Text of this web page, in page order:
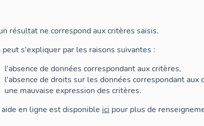
résultat ne correspond aux critères saisis.
peut s'expliquer par les raisons suivantes :
l'absence de données correspondant aux critères,
l'absence de droits sur les données correspondant aux
une mauvaise expression des critères.
aide en ligne est disponible ici pour plus de